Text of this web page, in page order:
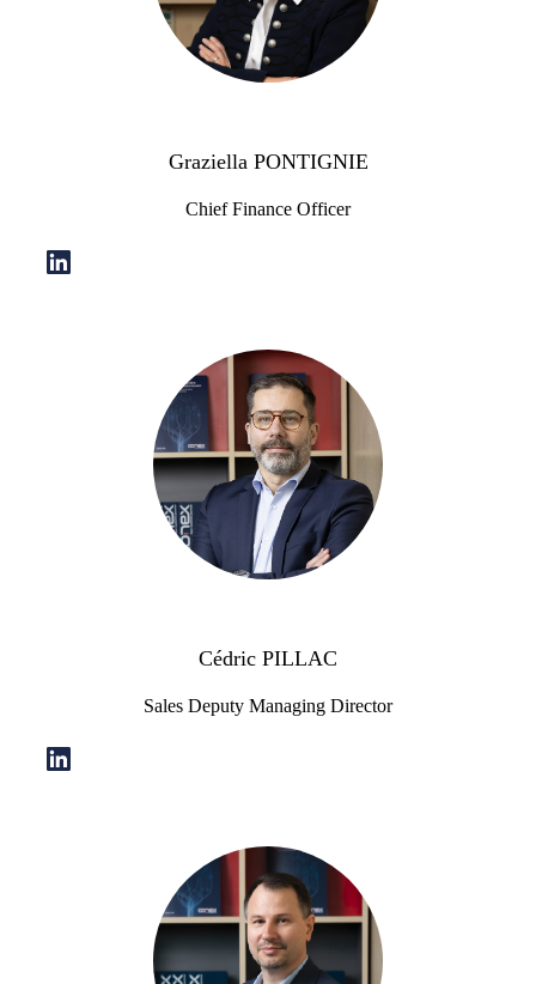
Graziella PONTIGNIE
Chief Finance Officer
Cédric PILLAC
Sales Deputy Managing Director